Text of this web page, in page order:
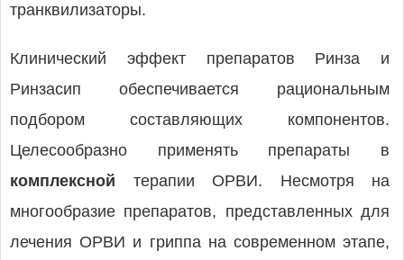
транквилизаторы.
Клинический эффект препаратов Ринза и
Ринзасип обеспечивается рациональным
подбором составляющих компонентов.
Целесообразно применять препараты в
комплексной терапии ОРВИ. Несмотря на
многообразие препаратов, представленных для
лечения ОРВИ и гриппа на современном этапе,